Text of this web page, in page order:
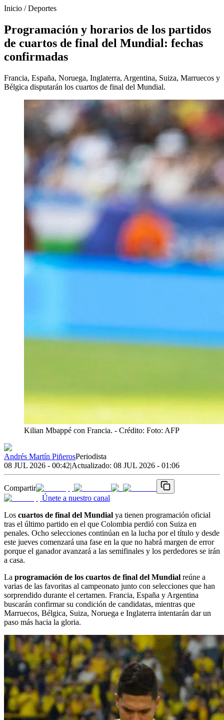
Inicio /Deportes
Programación y horarios de los partidos
de cuartos de final del Mundial: fechas
confirmadas
Francia, España, Noruega, Inglaterra, Argentina, Suiza, Marruecos y
Bélgica disputarán los cuartos de final del Mundial.
Kilian Mbappé con Francia. - Crédito: Foto: AFP
Andrés Martín PiñerosPeriodista
08 JUL 2026 - 00:42|Actualizado: 08 JUL 2026 - 01:06
Compartir
Únete a nuestro canal
Los cuartos de final del Mundial ya tienen programación oficial
tras el último partido en el que Colombia perdió con Suiza en
penales. Ocho selecciones continúan en la lucha por el título y desde
este jueves comenzará una fase en la que no habrá margen de error
porque el ganador avanzará a las semifinales y los perdedores se irán
a casa.
La programación de los cuartos de final del Mundial reúne a
varias de las favoritas al campeonato junto con selecciones que han
sorprendido durante el certamen. Francia, España y Argentina
buscarán confirmar su condición de candidatas, mientras que
Marruecos, Bélgica, Suiza, Noruega e Inglaterra intentarán dar un
paso más hacia la gloria.